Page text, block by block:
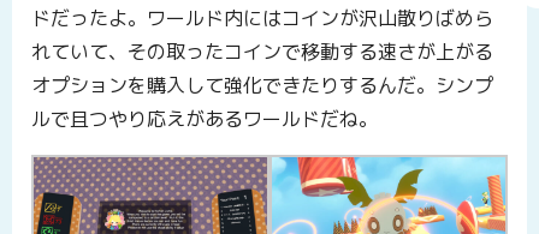
ドだったよ。ワールド内にはコインが沢山散りばめら
れていて、その取ったコインで移動する速さが上がる
オプションを購入して強化できたりするんだ。シンプ
ルで且つやり応えがあるワールドだね。